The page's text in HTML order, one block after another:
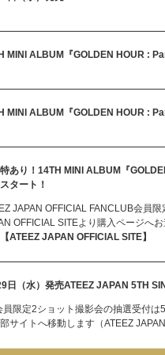
MINI ALBUM『GOLDEN HOUR :
MINI ALBUM『GOLDEN HOUR :
あり！14TH MINI ALBUM『
タート！
JAPAN OFFICIAL FANCLUB会員
OFFICIAL SITEより購入ページへお
【ATEEZ JAPAN OFFICIAL SITE】
日（水）発売ATEEZ JAPAN 5TH
員限定2ショット撮影会の抽選受付は
サイトへ移動します（ATEEZ JAPAN